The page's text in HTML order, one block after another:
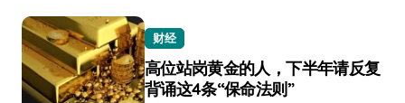
财经
高位站岗黄金的人，下半年请反复
背诵这4条“保命法则”